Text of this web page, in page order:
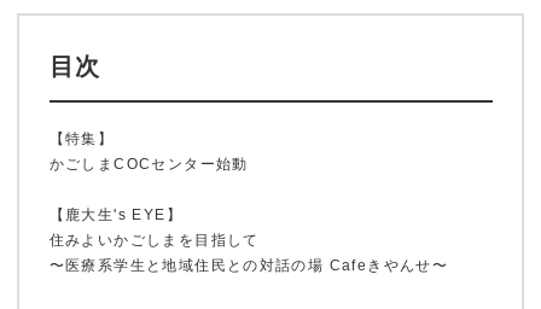
目次
【特集】
かごしまCOCセンター始動
【鹿大生's EYE】
住みよいかごしまを目指して
〜医療系学生と地域住民との対話の場 Cafeきやんせ〜